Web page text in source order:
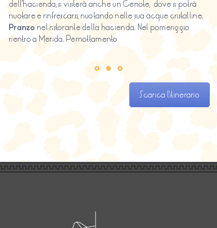
dell’hacienda, si visiterà anche un Cenote, dove si potrà
nuotare e rinfrescarsi, nuotando nelle sua acque cristalline.
Pranzo nel ristorante della hacienda. Nel pomeriggio
rientro a Merida. Pernottamento
Scarica l'itinerario